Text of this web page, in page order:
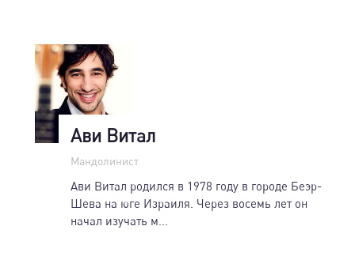
Ави Витал
Мандолинист
Ави Витал родился в 1978 году в городе Беэр-
Шева на юге Израиля. Через восемь лет он
начал изучать м...